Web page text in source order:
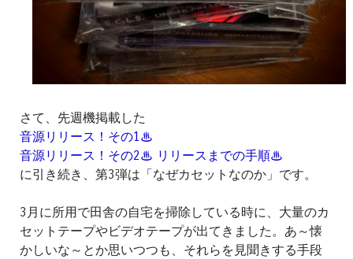
さて、先週機掲載した
音源リリース！その1♨
音源リリース！その2♨ リリースまでの手順♨
に引き続き、第3弾は「なぜカセットなのか」です。
3月に所用で田舎の自宅を掃除している時に、大量のカ
セットテープやビデオテープが出てきました。あ～懐
かしいな～とか思いつつも、それらを見聞きする手段